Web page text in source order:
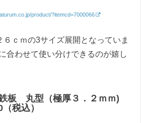
product/?itemcd=7000066
６ｃｍの3サイズ展開となっていま
合わせて使い分けできるのが嬉し
板 丸型（極厚３．２ｍｍ)
税込）